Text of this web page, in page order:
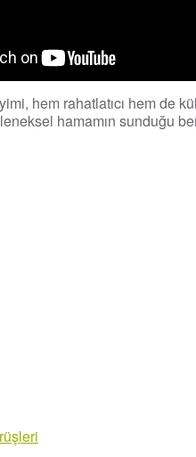
hem rahatlatıcı hem de
hamamın sunduğu